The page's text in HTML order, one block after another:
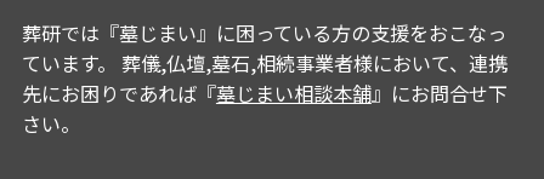
葬研では『墓じまい』に困っている方の支援をおこなっ
ています。 葬儀,仏壇,墓石,相続事業者様において、連携
先にお困りであれば『墓じまい相談本舗』にお問合せ下
さい。